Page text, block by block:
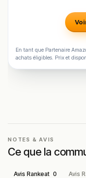
En tant que Partenaire
achats éligibles. Prix et
NOTES & AVIS
Ce que la
Avis Rankeat 0 Avis